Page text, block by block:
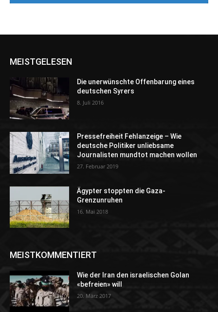
MEISTGELESEN
Die unerwünschte Offenbarung eines
deutschen Syrers
8. Juli 2016
Pressefreiheit Fehlanzeige – Wie
deutsche Politiker unliebsame
Journalisten mundtot machen wollen
27. Februar 2019
Ägypter stoppten die Gaza-
Grenzunruhen
16. Mai 2018
MEISTKOMMENTIERT
Wie der Iran den israelischen Golan
«befreien» will
20. März 2017